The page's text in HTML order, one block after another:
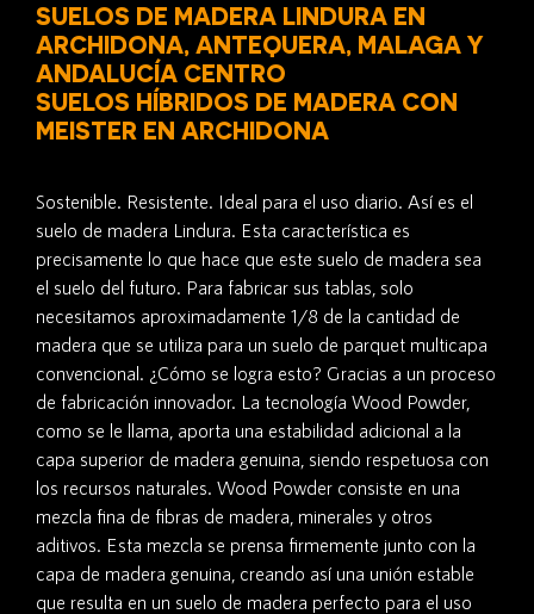
SUELOS DE MADERA LINDURA EN
ARCHIDONA, ANTEQUERA, MALAGA Y
ANDALUCÍA CENTRO
SUELOS HÍBRIDOS DE MADERA CON
MEISTER EN ARCHIDONA
Sostenible. Resistente. Ideal para el uso diario. Así es el
suelo de madera Lindura. Esta característica es
precisamente lo que hace que este suelo de madera sea
el suelo del futuro. Para fabricar sus tablas, solo
necesitamos aproximadamente 1/8 de la cantidad de
madera que se utiliza para un suelo de parquet multicapa
convencional. ¿Cómo se logra esto? Gracias a un proceso
de fabricación innovador. La tecnología Wood Powder,
como se le llama, aporta una estabilidad adicional a la
capa superior de madera genuina, siendo respetuosa con
los recursos naturales. Wood Powder consiste en una
mezcla fina de fibras de madera, minerales y otros
aditivos. Esta mezcla se prensa firmemente junto con la
capa de madera genuina, creando así una unión estable
que resulta en un suelo de madera perfecto para el uso